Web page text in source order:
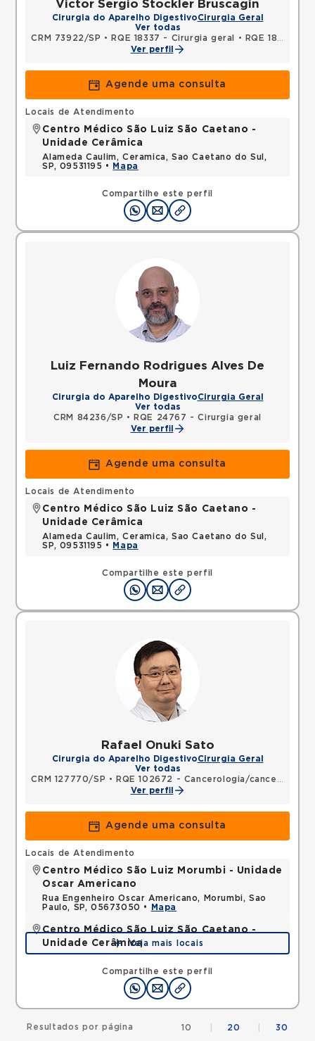
Victor Sergio Stockler Bruscagin
Cirurgia do Aparelho DigestivoCirurgia Geral
Ver todas
CRM 73922/SP • RQE 18337 - Cirurgia geral •
RQE 18338 - Cirurgia do aparelho digestivo
Ver perfil
Agende uma consulta
Compartilhe este perfil
Locais de Atendimento
Centro Médico São Luiz São Caetano -
Unidade Cerâmica
Alameda Caulim, Ceramica, Sao Caetano do Sul,
SP, 09531195 •
Mapa
Luiz Fernando Rodrigues Alves De
Moura
Cirurgia do Aparelho DigestivoCirurgia Geral
Ver todas
CRM 84236/SP •
RQE 24767 - Cirurgia geral
Ver perfil
Agende uma consulta
Compartilhe este perfil
Locais de Atendimento
Centro Médico São Luiz São Caetano -
Unidade Cerâmica
Alameda Caulim, Ceramica, Sao Caetano do Sul,
SP, 09531195 •
Mapa
Rafael Onuki Sato
Cirurgia do Aparelho DigestivoCirurgia Geral
Ver todas
CRM 127770/SP •
RQE 102672 - Cancerologia/cancerologia cirúrgica
Ver perfil
Agende uma consulta
Compartilhe este perfil
Locais de Atendimento
Centro Médico São Luiz Morumbi - Unidade
Oscar Americano
Rua Engenheiro Oscar Americano, Morumbi, Sao
Paulo, SP, 05673050 •
Mapa
Centro Médico São Luiz São Caetano -
Unidade Cerâmica
Alameda Caulim, Ceramica, Sao Caetano do Sul,
SP, 09531195 •
Veja mais locais
Resultados por página 10 20 30